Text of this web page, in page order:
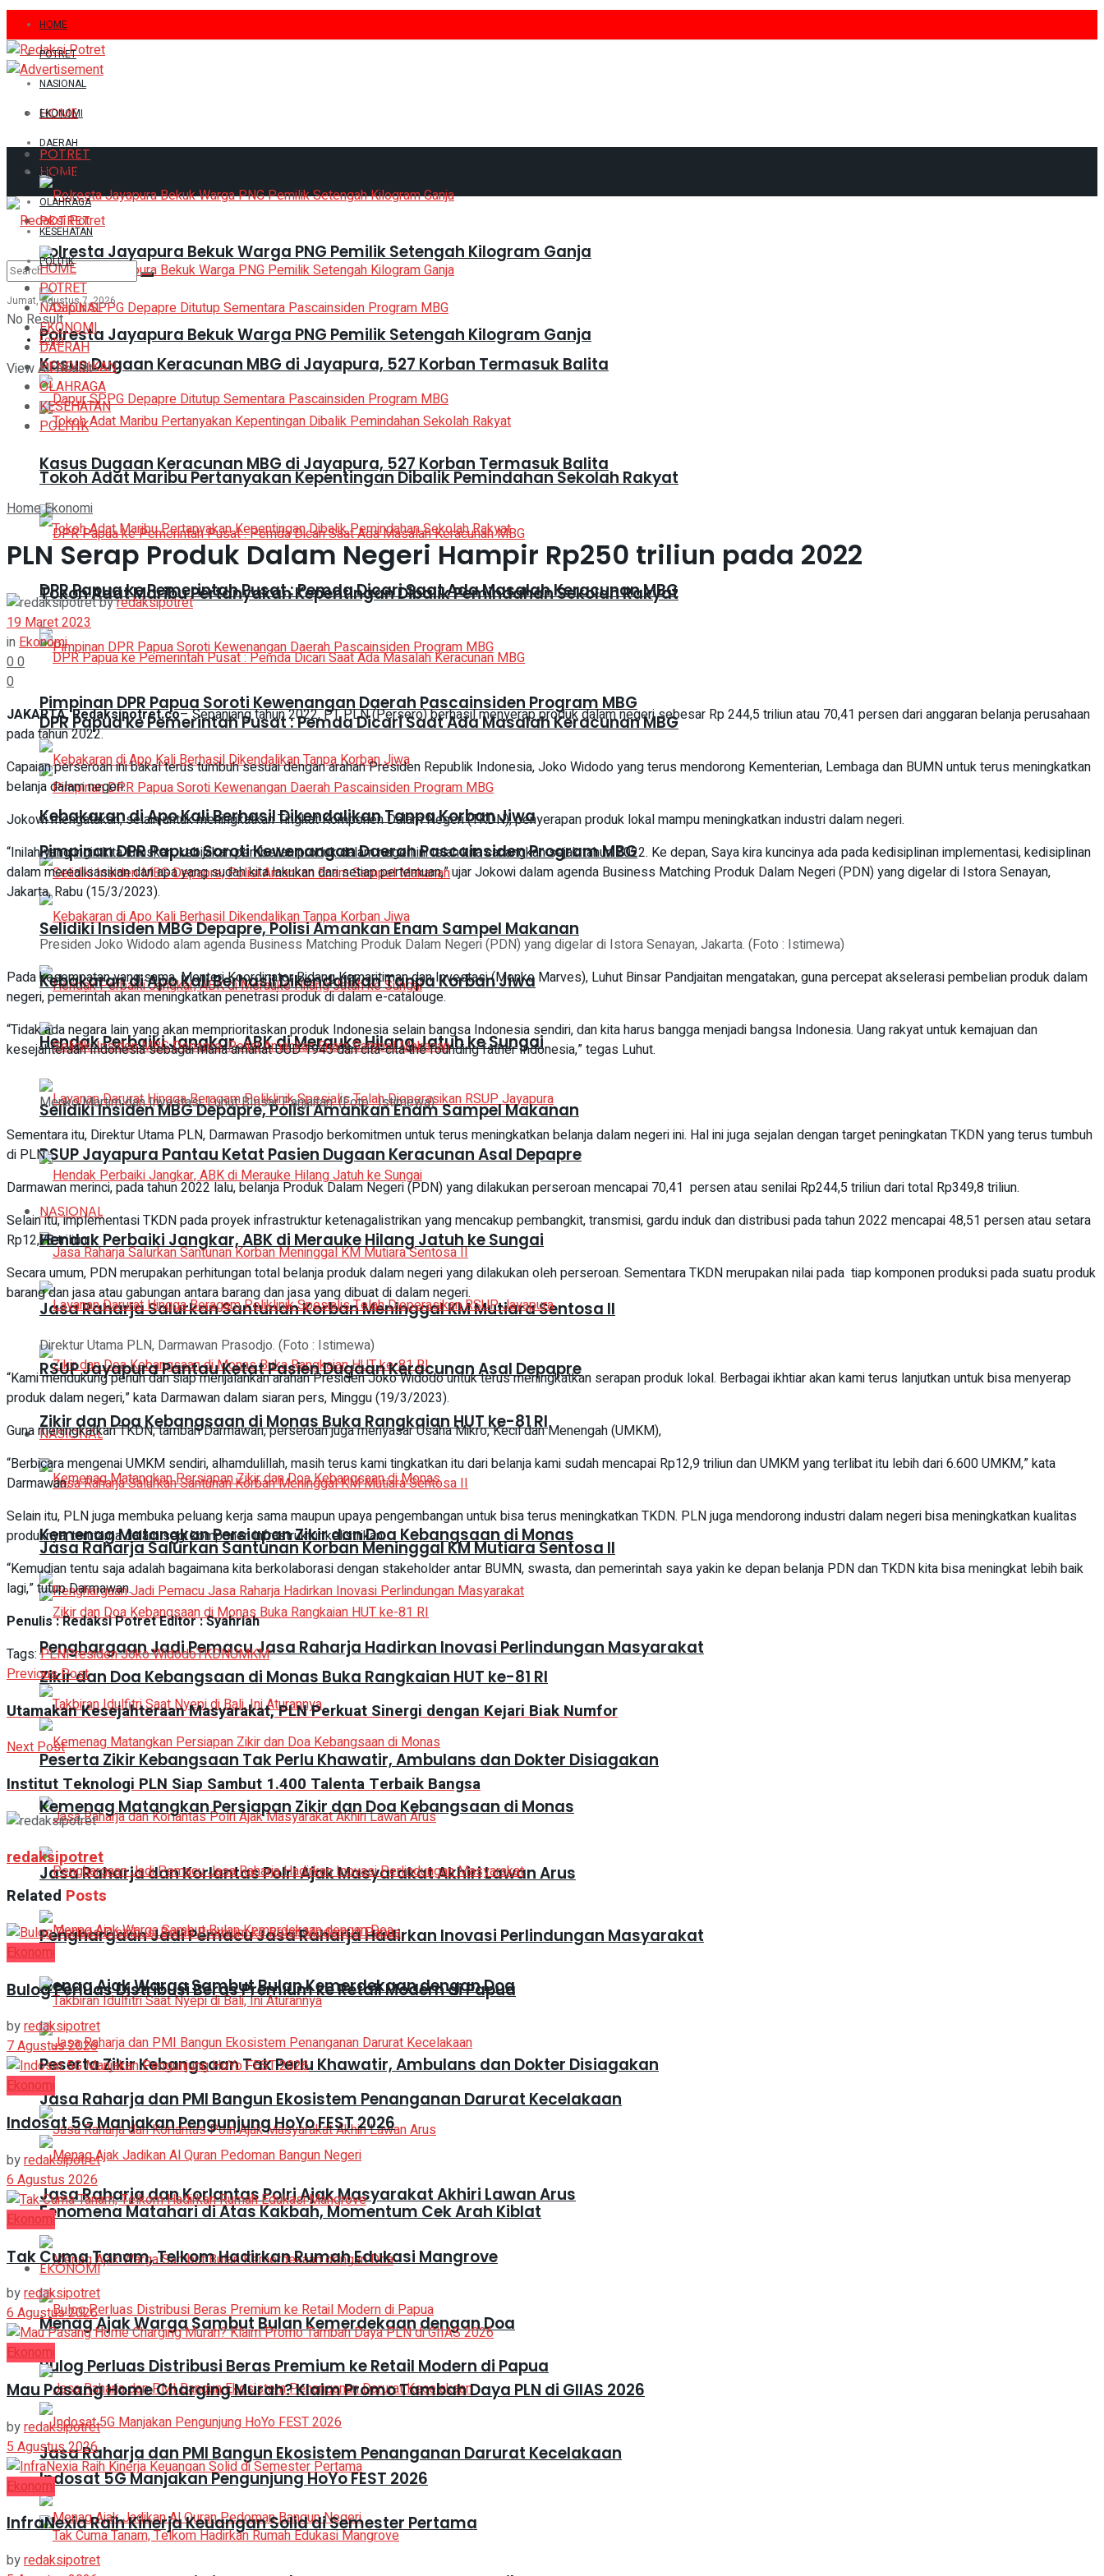
HOME
POTRET
NASIONAL
EKONOMI
DAERAH
PENDIDIKAN
OLAHRAGA
KESEHATAN
POLITIK
Jumat, Agustus 7, 2026
Login
HOME
POTRET
Polresta Jayapura Bekuk Warga PNG Pemilik Setengah Kilogram Ganja
Kasus Dugaan Keracunan MBG di Jayapura, 527 Korban Termasuk Balita
Tokoh Adat Maribu Pertanyakan Kepentingan Dibalik Pemindahan Sekolah Rakyat
DPR Papua ke Pemerintah Pusat : Pemda Dicari Saat Ada Masalah Keracunan MBG
Pimpinan DPR Papua Soroti Kewenangan Daerah Pascainsiden Program MBG
Kebakaran di Apo Kali Berhasil Dikendalikan Tanpa Korban Jiwa
Selidiki Insiden MBG Depapre, Polisi Amankan Enam Sampel Makanan
Hendak Perbaiki Jangkar, ABK di Merauke Hilang Jatuh ke Sungai
RSUP Jayapura Pantau Ketat Pasien Dugaan Keracunan Asal Depapre
NASIONAL
Jasa Raharja Salurkan Santunan Korban Meninggal KM Mutiara Sentosa II
Zikir dan Doa Kebangsaan di Monas Buka Rangkaian HUT ke-81 RI
Kemenag Matangkan Persiapan Zikir dan Doa Kebangsaan di Monas
Penghargaan Jadi Pemacu Jasa Raharja Hadirkan Inovasi Perlindungan Masyarakat
Peserta Zikir Kebangsaan Tak Perlu Khawatir, Ambulans dan Dokter Disiagakan
Jasa Raharja dan Korlantas Polri Ajak Masyarakat Akhiri Lawan Arus
Menag Ajak Warga Sambut Bulan Kemerdekaan dengan Doa
Jasa Raharja dan PMI Bangun Ekosistem Penanganan Darurat Kecelakaan
Fenomena Matahari di Atas Kakbah, Momentum Cek Arah Kiblat
EKONOMI
Bulog Perluas Distribusi Beras Premium ke Retail Modern di Papua
Indosat 5G Manjakan Pengunjung HoYo FEST 2026
HOME
POTRET
Polresta Jayapura Bekuk Warga PNG Pemilik Setengah Kilogram Ganja
Kasus Dugaan Keracunan MBG di Jayapura, 527 Korban Termasuk Balita
Tokoh Adat Maribu Pertanyakan Kepentingan Dibalik Pemindahan Sekolah Rakyat
DPR Papua ke Pemerintah Pusat : Pemda Dicari Saat Ada Masalah Keracunan MBG
Pimpinan DPR Papua Soroti Kewenangan Daerah Pascainsiden Program MBG
Kebakaran di Apo Kali Berhasil Dikendalikan Tanpa Korban Jiwa
Selidiki Insiden MBG Depapre, Polisi Amankan Enam Sampel Makanan
Hendak Perbaiki Jangkar, ABK di Merauke Hilang Jatuh ke Sungai
RSUP Jayapura Pantau Ketat Pasien Dugaan Keracunan Asal Depapre
NASIONAL
Jasa Raharja Salurkan Santunan Korban Meninggal KM Mutiara Sentosa II
Zikir dan Doa Kebangsaan di Monas Buka Rangkaian HUT ke-81 RI
Kemenag Matangkan Persiapan Zikir dan Doa Kebangsaan di Monas
Penghargaan Jadi Pemacu Jasa Raharja Hadirkan Inovasi Perlindungan Masyarakat
Peserta Zikir Kebangsaan Tak Perlu Khawatir, Ambulans dan Dokter Disiagakan
Jasa Raharja dan Korlantas Polri Ajak Masyarakat Akhiri Lawan Arus
Menag Ajak Warga Sambut Bulan Kemerdekaan dengan Doa
Jasa Raharja dan PMI Bangun Ekosistem Penanganan Darurat Kecelakaan
No Result
View All Result
HOME
POTRET
NASIONAL
EKONOMI
DAERAH
PENDIDIKAN
OLAHRAGA
KESEHATAN
POLITIK
HomeEkonomi
PLN Serap Produk Dalam Negeri Hampir Rp250 triliun pada 2022
byredaksipotret
19 Maret 2023
inEkonomi
00
0
JAKARTA, Redaksipotret.co– Sepanjang tahun 2022, PT PLN (Persero) berhasil menyerap produk dalam negeri sebesar Rp 244,5 triliun atau 70,41 persen dari anggaran belanja perusahaan
pada tahun 2022.
Capaian perseroan ini bakal terus tumbuh sesuai dengan arahan Presiden Republik Indonesia, Joko Widodo yang terus mendorong Kementerian, Lembaga dan BUMN untuk terus meningkatkan
belanja dalam negeri.
Jokowi mengatakan, selain untuk meningkatkan Tingkat Komponen Dalam Negeri (TKDN), penyerapan produk lokal mampu meningkatkan industri dalam negeri.
“Inilah yang ingin kita luruskan, kebijakan pembelian produk dalam negeri ini telah kita canangkan sejak tahun 2022. Ke depan, Saya kira kuncinya ada pada kedisiplinan implementasi, kedisiplinan
dalam merealisasikan dari apa yang sudah kita lakukan dari setiap pertemuan,” ujar Jokowi dalam agenda Business Matching Produk Dalam Negeri (PDN) yang digelar di Istora Senayan,
Jakarta, Rabu (15/3/2023).
Presiden Joko Widodo alam agenda Business Matching Produk Dalam Negeri (PDN) yang digelar di Istora Senayan, Jakarta. (Foto : Istimewa)
Pada kesempatan yang sama, Menteri Koordinator Bidang Kemaritiman dan Investasi (Menko Marves), Luhut Binsar Pandjaitan mengatakan, guna percepat akselerasi pembelian produk dalam
negeri, pemerintah akan meningkatkan penetrasi produk di dalam e-catalouge.
“Tidak ada negara lain yang akan memprioritaskan produk Indonesia selain bangsa Indonesia sendiri, dan kita harus bangga menjadi bangsa Indonesia. Uang rakyat untuk kemajuan dan
kesejahteraan Indonesia sebagai mana amanat UUD 1945 dan cita-cita the founding father Indonesia,” tegas Luhut.
Menko Martim dan Investasi, Luhut BInsar Panjaitan. (Foto : Istimewa)
Sementara itu, Direktur Utama PLN, Darmawan Prasodjo berkomitmen untuk terus meningkatkan belanja dalam negeri ini. Hal ini juga sejalan dengan target peningkatan TKDN yang terus tumbuh
di PLN.
Darmawan merinci, pada tahun 2022 lalu, belanja Produk Dalam Negeri (PDN) yang dilakukan perseroan mencapai 70,41 persen atau senilai Rp244,5 triliun dari total Rp349,8 triliun.
Selain itu, implementasi TKDN pada proyek infrastruktur ketenagalistrikan yang mencakup pembangkit, transmisi, gardu induk dan distribusi pada tahun 2022 mencapai 48,51 persen atau setara
Rp12,78 triliun.
Secara umum, PDN merupakan perhitungan total belanja produk dalam negeri yang dilakukan oleh perseroan. Sementara TKDN merupakan nilai pada tiap komponen produksi pada suatu produk
barang dan jasa atau gabungan antara barang dan jasa yang dibuat di dalam negeri.
Direktur Utama PLN, Darmawan Prasodjo. (Foto : Istimewa)
“Kami mendukung penuh dan siap menjalankan arahan Presiden Joko Widodo untuk terus meningkatkan serapan produk lokal. Berbagai ikhtiar akan kami terus lanjutkan untuk bisa menyerap
produk dalam negeri,” kata Darmawan dalam siaran pers, Minggu (19/3/2023).
Guna meningkatkan TKDN, tambah Darmawan, perseroan juga menyasar Usaha Mikro, Kecil dan Menengah (UMKM),
“Berbicara mengenai UMKM sendiri, alhamdulillah, masih terus kami tingkatkan itu dari belanja kami sudah mencapai Rp12,9 triliun dan UMKM yang terlibat itu lebih dari 6.600 UMKM,” kata
Darmawan.
Selain itu, PLN juga membuka peluang kerja sama maupun upaya pengembangan untuk bisa terus meningkatkan TKDN. PLN juga mendorong industri dalam negeri bisa meningkatkan kualitas
produknya, terutama dalam segi komponen infrastruktur kelistrikan.
“Kemudian tentu saja adalah bagaimana kita berkolaborasi dengan stakeholder antar BUMN, swasta, dan pemerintah saya yakin ke depan belanja PDN dan TKDN kita bisa meningkat lebih baik
lagi,” tutup Darmawan.
Penulis : Redaksi Potret Editor : Syahriah
Tags: PLNPresiden Joko WidodoTKDNUMKM
Previous Post
Utamakan Kesejahteraan Masyarakat, PLN Perkuat Sinergi dengan Kejari Biak Numfor
Next Post
Institut Teknologi PLN Siap Sambut 1.400 Talenta Terbaik Bangsa
redaksipotret
Related Posts
Ekonomi
Bulog Perluas Distribusi Beras Premium ke Retail Modern di Papua
byredaksipotret
7 Agustus 2026
Ekonomi
Indosat 5G Manjakan Pengunjung HoYo FEST 2026
byredaksipotret
6 Agustus 2026
Ekonomi
Tak Cuma Tanam, Telkom Hadirkan Rumah Edukasi Mangrove
byredaksipotret
6 Agustus 2026
Ekonomi
Mau Pasang Home Charging Murah? Klaim Promo Tambah Daya PLN di GIIAS 2026
byredaksipotret
5 Agustus 2026
Ekonomi
InfraNexia Raih Kinerja Keuangan Solid di Semester Pertama
byredaksipotret